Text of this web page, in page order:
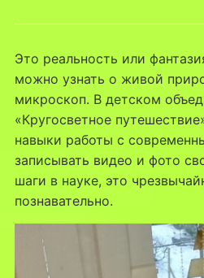
Это реальность или
можно узнать о живой
микроскоп. В детском
«Кругосветное
навыки работы с
записывать видео и фото
шаги в науке, это
познавательно.